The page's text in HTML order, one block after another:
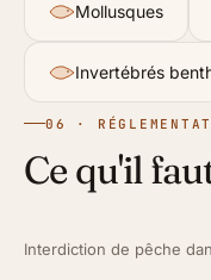
Mollusques
Invertébrés
06 ·
Ce qu'il
Interdiction de pêche